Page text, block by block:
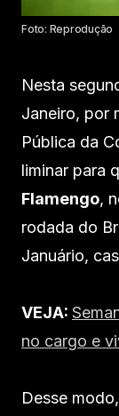
Foto: Reprodução
Nesta
Janeiro, por
Pública da
liminar para
Flamengo,
rodada do
Januário,
VEJA:
no cargo e
Desse